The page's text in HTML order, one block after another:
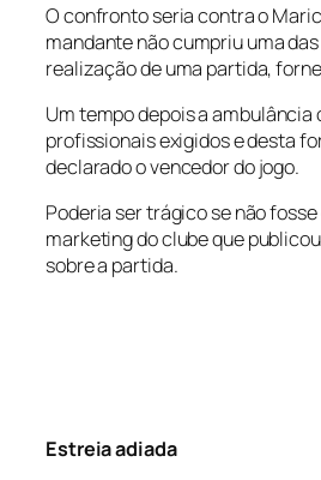
O confronto seria contra o
mandante não cumpriu uma
realização de uma partida,
Um tempo depois a ambulância
profissionais exigidos e desta
declarado o vencedor do jogo.
Poderia ser trágico se não
marketing do clube que
sobre a partida.
Estreia adiada